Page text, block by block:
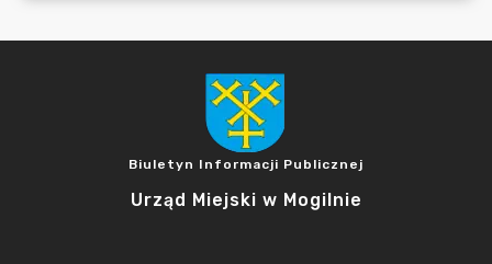
Biuletyn Informacji Publicznej
Urząd Miejski w Mogilnie